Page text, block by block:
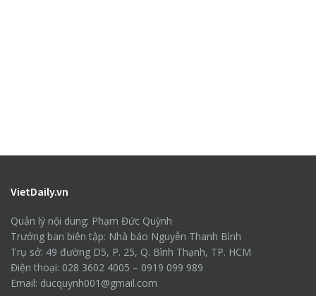
VietDaily.vn
Quản lý nội dung: Phạm Đức Quỳnh
Trưởng ban biên tập: Nhà báo Nguyễn Thanh Bình
Trụ sở: 49 đường D5, P. 25, Q. Bình Thạnh, TP. HCM
Điện thoại: 028 3602 4005 – 0919 099 989
Email: ducquynh001@gmail.com